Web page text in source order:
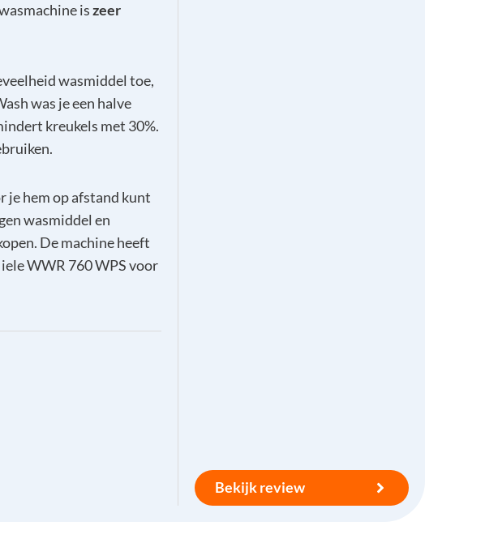
iszeer
wasmiddel toe,
was je een halve
kreukels met 30%.
je hem op afstand kunt
wasmiddel en
De machine heeft
WWR 760 WPS voor
Bekijk review